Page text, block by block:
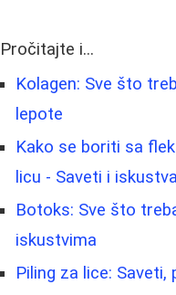
Pročitajte i...
Kolagen: Sve što
lepote
Kako se boriti sa
licu - Saveti i iskustva
Botoks: Sve što
iskustvima
Piling za lice: